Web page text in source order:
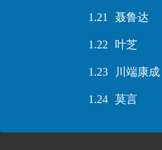
1.21 聂鲁达
1.22 叶芝
1.23 川端康成
1.24 莫言